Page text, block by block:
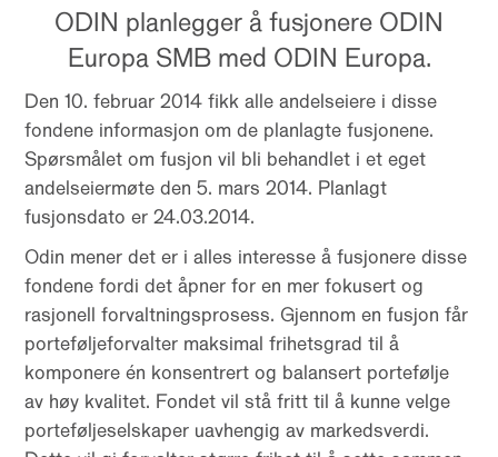
ODIN planlegger å fusjonere ODIN
Europa SMB med ODIN Europa.
Den 10. februar 2014 fikk alle andelseiere i disse
fondene informasjon om de planlagte fusjonene.
Spørsmålet om fusjon vil bli behandlet i et eget
andelseiermøte den 5. mars 2014. Planlagt
fusjonsdato er 24.03.2014.
Odin mener det er i alles interesse å fusjonere disse
fondene fordi det åpner for en mer fokusert og
rasjonell forvaltningsprosess. Gjennom en fusjon får
porteføljeforvalter maksimal frihetsgrad til å
komponere én konsentrert og balansert portefølje
av høy kvalitet. Fondet vil stå fritt til å kunne velge
porteføljeselskaper uavhengig av markedsverdi.